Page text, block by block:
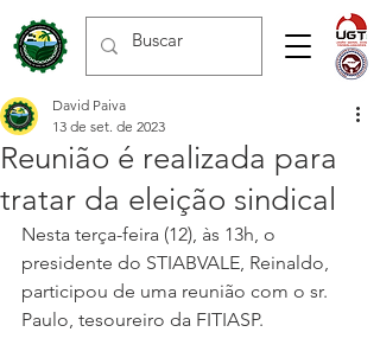
Reunião é realizada para
tratar da eleição sindical
David Paiva
13 de set. de 2023
Nesta terça-feira (12), às 13h, o
presidente do STIABVALE, Reinaldo,
participou de uma reunião com o sr.
Paulo, tesoureiro da FITIASP.